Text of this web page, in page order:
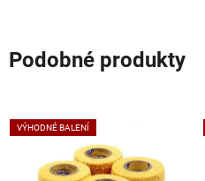
Podobné produkty
VÝHODNÉ BALENÍ